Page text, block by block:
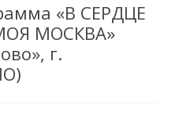
«В СЕРДЦЕ
МОСКВА»
г.